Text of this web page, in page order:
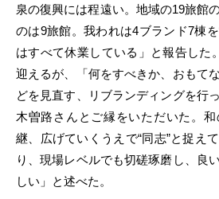
泉の復興には程遠い。地域の19旅館
のは9旅館。我われは4ブランド7棟
はすべて休業している」と報告した
迎えるが、「何をすべきか、おもて
どを見直す、リブランディングを行
木曽路さんとご縁をいただいた。
継、広げていくうえで“同志”と捉え
り、現場レベルでも切磋琢磨し、良
しい」と述べた。